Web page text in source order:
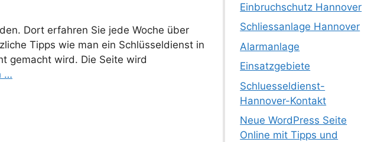
Dort erfahren Sie jede Woche über
Tipps wie man ein Schlüsseldienst in
gemacht wird. Die Seite wird
…
Einbruchschutz Hannover
Schliessanlage Hannover
Alarmanlage
Einsatzgebiete
Schluesseldienst-
Hannover-Kontakt
Neue WordPress Seite
Online mit Tipps und